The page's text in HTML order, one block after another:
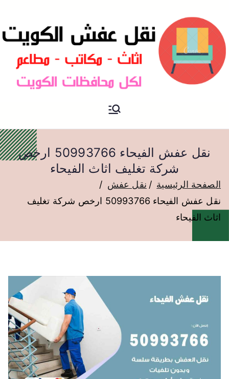
نقل عفش الكويت
نقل عفش الفيحاء 50993766 ارخص
شركة تغليف اثاث الفيحاء
الصفحة الرئيسية
نقل عفش
نقل عفش الفيحاء 50993766 ارخص شركة تغليف
اثاث الفيحاء